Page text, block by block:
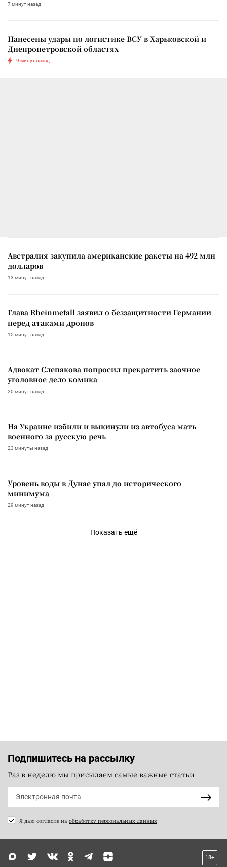
7 минут назад
Нанесены удары по логистике ВСУ в Харьковской и
Днепропетровской областях
9 минут назад
Австралия закупила американские ракеты на 492 млн
долларов
13 минут назад
Глава Rheinmetall заявил о беззащитности Германии
перед атаками дронов
15 минут назад
Адвокат Слепакова попросил прекратить заочное
уголовное дело комика
20 минут назад
На Украине избили и выкинули из автобуса мать
военного за русскую речь
23 минуты назад
Уровень воды в Дунае упал до исторического
минимума
29 минут назад
Показать ещё
Подпишитесь на рассылку
Раз в неделю мы присылаем самые важные статьи
Я даю согласие на обработку персональных данных
18+